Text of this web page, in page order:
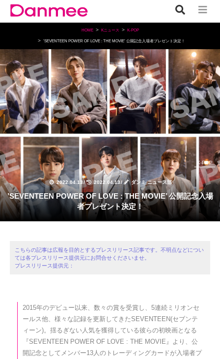
HOME Kニュース K-POP
’SEVENTEEN POWER OF LOVE : THE MOVIE’ 公開記念入場者プレゼント決定！
2022.04.13/ 2022.04.13/ ダンミ ニュース部
K-POP
’SEVENTEEN POWER OF LOVE : THE MOVIE’ 公開記念入場
者プレゼント決定！
こちらの記事は広報を目的とするプレスリリース記事です。不明点などについ
ては各プレスリリース提供元にお問合せくださいませ。
プレスリリース提供元：
2015年のデビュー以来、数々の賞を受賞し、5連続ミリオンセ
ールス他、様々な記録を更新してきたSEVENTEEN(セブンテ
ィーン)。揺るぎない人気を獲得している彼らの初映画となる
『SEVENTEEN POWER OF LOVE : THE MOVIE』より、公
開記念としてメンバー13人のトレーディングカードが入場者プ